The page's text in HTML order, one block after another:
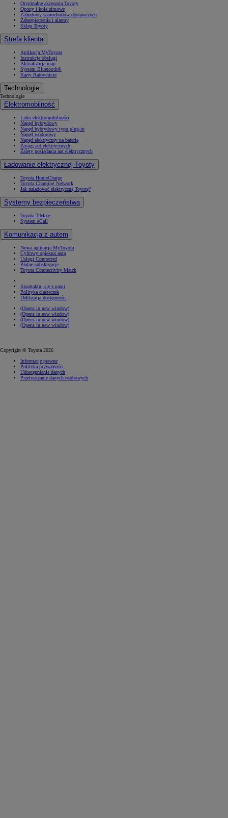
Oryginalne akcesoria Toyoty
Opony i koła zimowe
Zabudowy samochodów dostawczych
Zabezpieczenia i alarmy
Sklep Toyoty
Strefa klienta
Aplikacja MyToyota
Instrukcje obsługi
Aktualizacja map
System Bluetooth®
Karty Ratownicze
Technologie
Technologie
Elektromobilność
Lider elektromobilności
Napęd hybrydowy
Napęd hybrydowy typu plug-in
Napęd wodorowy
Napęd elektryczny na baterię
Zasięg aut elektrycznych
Zalety posiadania aut elektrycznych
Ładowanie elektrycznej Toyoty
Toyota HomeCharge
Toyota Charging Network
Jak naładować elektryczną Toyotę?
Systemy bezpieczeństwa
Toyota T-Mate
System eCall
Komunikacja z autem
Nowa aplikacja MyToyota
Cyfrowy opiekun auta
Usługi Connected
Płatne subskrypcje
Toyota Connectivity Match
Skontaktuj się z nami
Polityka ciasteczek
Deklaracja dostępności
(Opens in new window)
(Opens in new window)
(Opens in new window)
(Opens in new window)
Copyright © Toyota 2026
Informacje prawne
Polityka prywatności
Udostępnianie danych
Przetwarzanie danych osobowych